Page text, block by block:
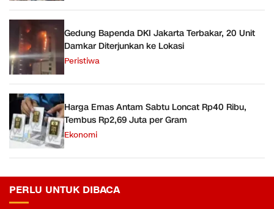
Gedung Bapenda DKI Jakarta Terbakar, 20 Unit
Damkar Diterjunkan ke Lokasi
Peristiwa
Harga Emas Antam Sabtu Loncat Rp40 Ribu,
Tembus Rp2,69 Juta per Gram
Ekonomi
PERLU UNTUK DIBACA